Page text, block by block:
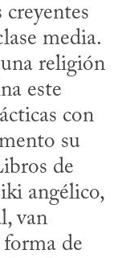
media.
religión
este
con
su
de
angélico,
van
forma de